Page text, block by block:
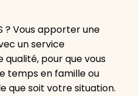
? Vous apporter une
un service
qualité, pour que vous
temps en famille ou
que soit votre situation.